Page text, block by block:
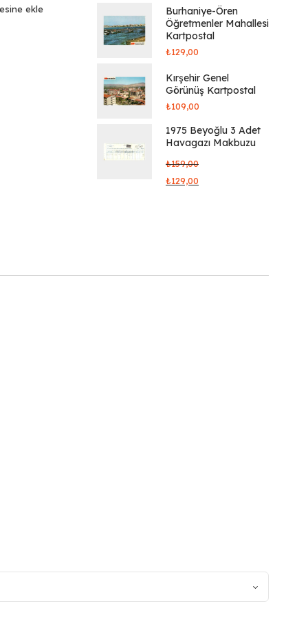
ekle
Burhaniye-Ören
Öğretmenler Mahallesi
Kartpostal
₺129,00
Kırşehir Genel
Görünüş Kartpostal
₺109,00
1975 Beyoğlu 3 Adet
Havagazı Makbuzu
₺159,00
₺129,00